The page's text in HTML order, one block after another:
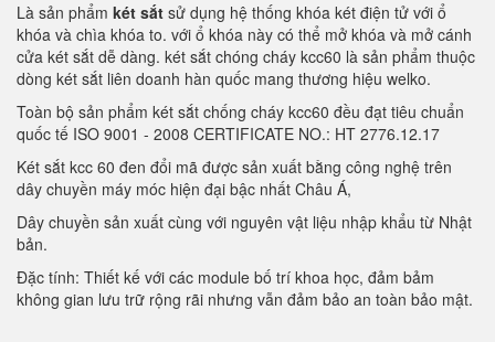
Là sản phẩm két sắt sử dụng hệ thống khóa két điện tử với ổ
khóa và chìa khóa to. với ổ khóa này có thể mở khóa và mở cánh
cửa két sắt dễ dàng. két sắt chóng cháy kcc60 là sản phẩm thuộc
dòng két sắt liên doanh hàn quốc mang thương hiệu welko.
Toàn bộ sản phẩm két sắt chống cháy kcc60 đều đạt tiêu chuẩn
quốc tế ISO 9001 - 2008 CERTIFICATE NO.: HT 2776.12.17
Két sắt kcc 60 đen đổi mã được sản xuất bằng công nghệ trên
dây chuyền máy móc hiện đại bậc nhất Châu Á,
Dây chuyền sản xuất cùng với nguyên vật liệu nhập khẩu từ Nhật
bản.
Đặc tính: Thiết kế với các module bố trí khoa học, đảm bảm
không gian lưu trữ rộng rãi nhưng vẫn đảm bảo an toàn bảo mật.